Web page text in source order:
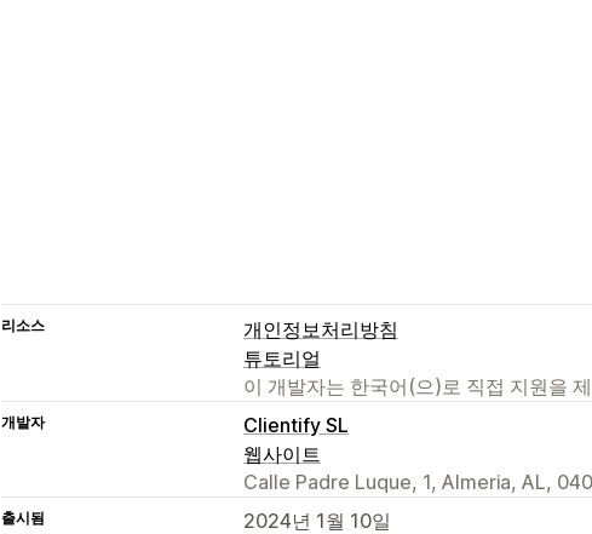
리소스
개인정보처리방침
튜토리얼
이 개발자는 한국어(으)로 직접 지원을
개발자
Clientify SL
웹사이트
Calle Padre Luque, 1, Almeria, AL,
출시됨 2024년 1월 10일